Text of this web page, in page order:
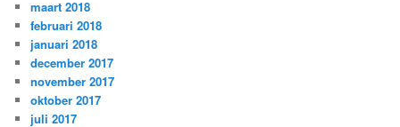
maart 2018
februari 2018
januari 2018
december 2017
november 2017
oktober 2017
juli 2017